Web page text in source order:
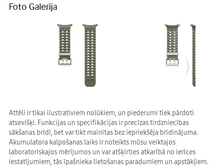
Foto Galerija
Attēli ir tikai ilustratīviem nolūkiem, un piederumi tiek pārdoti
atsevišķi. Funkcijas un specifikācijas ir precīzas tirdzniecības
sākšanas brīdī, bet var tikt mainītas bez iepriekšēja brīdinājuma.
Akumulatora kalpošanas laiks ir noteikts mūsu veiktajos
laboratoriskajos mērījumos un var atšķirties atkarībā no ierīces
iestatījumiem, tās īpašnieka lietošanas paradumiem un apstākļiem.